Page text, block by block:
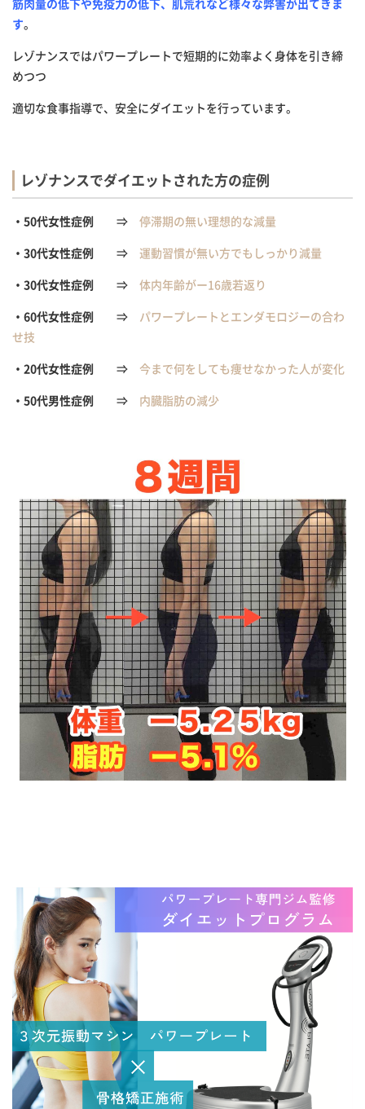
す。
レゾナンスではパワープレートで短期的に効率よく身体を引き締
めつつ
適切な食事指導で、安全にダイエットを行っています。
レゾナンスでダイエットされた方の症例
・50代女性症例 ⇒ 停滞期の無い理想的な減量
・30代女性症例 ⇒ 運動習慣が無い方でもしっかり減量
・30代女性症例
⇒ 体内年齢がー16歳若返り
・60代女性症例 ⇒ パワープレートとエンダモロジーの合わ
せ技
・20代女性症例 ⇒ 今まで何をしても痩せなかった人が変化
・50代男性症例 ⇒ 内臓脂肪の減少